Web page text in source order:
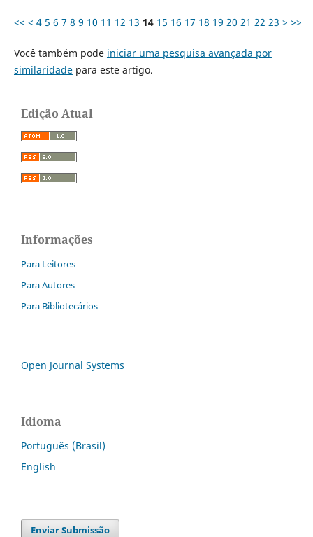
<< < 4 5 6 7 8 9 10 11 12 13 14 15 16 17 18 19 20 21 22 23 > >>
Você também pode iniciar uma pesquisa avançada por
similaridadepara este artigo.
Edição Atual
Informações
Para Leitores
Para Autores
Para Bibliotecários
Open Journal Systems
Idioma
Português (Brasil)
English
Enviar Submissão